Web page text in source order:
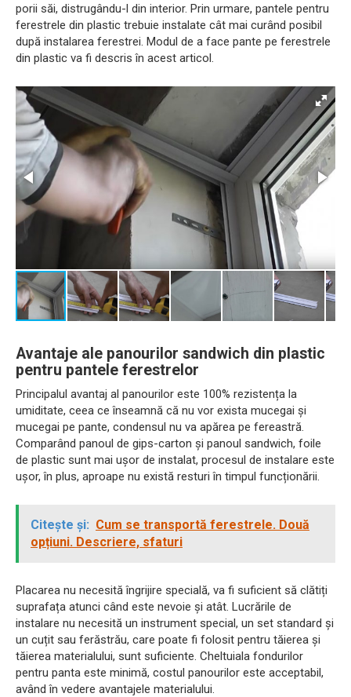
porii săi, distrugându-l din interior. Prin urmare, pantele pentru
ferestrele din plastic trebuie instalate cât mai curând posibil
după instalarea ferestrei. Modul de a face pante pe ferestrele
din plastic va fi descris în acest articol.
Avantaje ale panourilor sandwich din plastic
pentru pantele ferestrelor
Principalul avantaj al panourilor este 100% rezistența la
umiditate, ceea ce înseamnă că nu vor exista mucegai și
mucegai pe pante, condensul nu va apărea pe fereastră.
Comparând panoul de gips-carton și panoul sandwich, foile
de plastic sunt mai ușor de instalat, procesul de instalare este
ușor, în plus, aproape nu există resturi în timpul funcționării.
Citește și: Cum se transportă ferestrele. Două
opțiuni. Descriere, sfaturi
Placarea nu necesită îngrijire specială, va fi suficient să clătiți
suprafața atunci când este nevoie și atât. Lucrările de
instalare nu necesită un instrument special, un set standard și
un cuțit sau ferăstrău, care poate fi folosit pentru tăierea și
tăierea materialului, sunt suficiente. Cheltuiala fondurilor
pentru panta este minimă, costul panourilor este acceptabil,
având în vedere avantajele materialului.